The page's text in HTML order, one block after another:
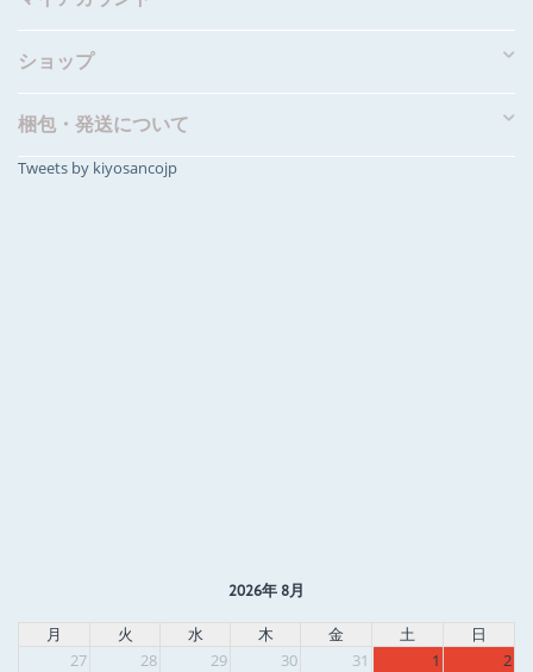
ショップ
梱包・発送について
Tweets by kiyosancojp
2026年 8月
月 火 水 木 金 土
日
27
28 29 30 31 1 2